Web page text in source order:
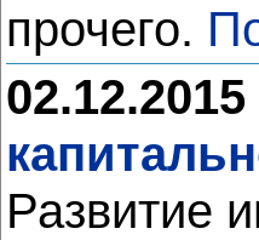
прочего.
02.12.2015
Развитие